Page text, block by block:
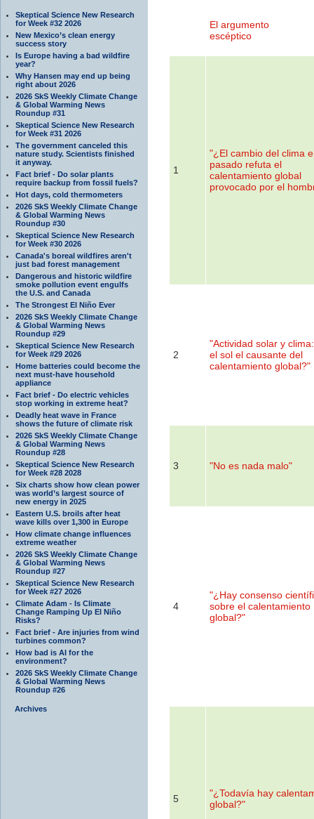
Skeptical Science New Research
for Week #32 2026
New Mexico’s clean energy
success story
Is Europe having a bad wildfire
year?
Why Hansen may end up being
right about 2026
2026 SkS Weekly Climate Change
& Global Warming News
Roundup #31
Skeptical Science New Research
for Week #31 2026
The government canceled this
nature study. Scientists finished
it anyway.
Fact brief - Do solar plants
require backup from fossil fuels?
Hot days, cold thermometers
2026 SkS Weekly Climate Change
& Global Warming News
Roundup #30
Skeptical Science New Research
for Week #30 2026
Canada's boreal wildfires aren't
just bad forest management
Dangerous and historic wildfire
smoke pollution event engulfs
the U.S. and Canada
The Strongest El Niño Ever
2026 SkS Weekly Climate Change
& Global Warming News
Roundup #29
Skeptical Science New Research
for Week #29 2026
Home batteries could become the
next must-have household
appliance
Fact brief - Do electric vehicles
stop working in extreme heat?
Deadly heat wave in France
shows the future of climate risk
2026 SkS Weekly Climate Change
& Global Warming News
Roundup #28
Skeptical Science New Research
for Week #28 2028
Six charts show how clean power
was world’s largest source of
new energy in 2025
Eastern U.S. broils after heat
wave kills over 1,300 in Europe
How climate change influences
extreme weather
2026 SkS Weekly Climate Change
& Global Warming News
Roundup #27
Skeptical Science New Research
for Week #27 2026
Climate Adam - Is Climate
Change Ramping Up El Niño
Risks?
Fact brief - Are injuries from wind
turbines common?
How bad is AI for the
environment?
2026 SkS Weekly Climate Change
& Global Warming News
Roundup #26
Archives
El argumento
escéptico
1
"¿El cambio del clima
pasado refuta el
calentamiento global
provocado por el
2
"Actividad solar y
el sol el causante del
calentamiento global?"
3 "No es nada malo"
4
"¿Hay consenso
sobre el calentamiento
global?"
5
"¿Todavía hay
global?"